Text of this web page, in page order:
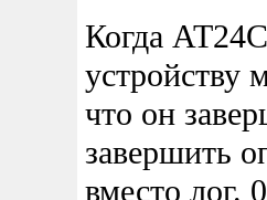
Когда
устройству
что он
завершить
вместо лог.